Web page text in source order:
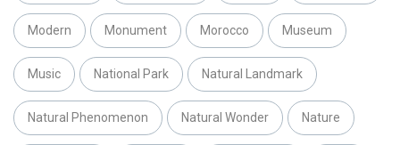
Modern Monument Morocco Museum
Music National Park Natural Landmark
Natural Phenomenon Natural Wonder Nature